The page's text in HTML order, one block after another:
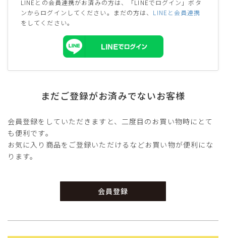
LINEとの会員連携がお済みの方は、「LINEでログイン」ボタ
ンからログインしてください。まだの方は、 LINEと会員連携
をしてください。
まだご登録がお済みでないお客様
会員登録をしていただきますと、二度目のお買い物時にとて
も便利です。
お気に入り商品をご登録いただけるなどお買い物が便利にな
ります。
会員登録